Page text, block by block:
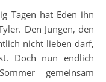
Tagen hat Eden ihn
Den Jungen, den
nicht lieben darf,
Doch nun endlich
gemeinsam